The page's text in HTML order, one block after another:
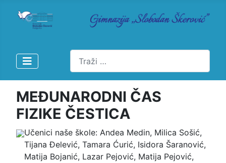
Pretraži
MEĐUNARODNI ČAS
FIZIKE ČESTICA
Učenici naše škole: Andea Medin, Milica Sošić,
Tijana Đelević, Tamara Ćurić, Isidora Šaranović,
Matija Bojanić, Lazar Pejović, Matija Pejović,